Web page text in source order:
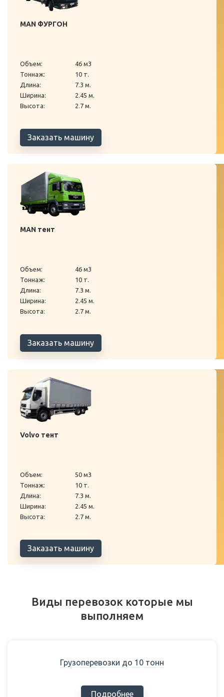
MAN ФУРГОН
Объем:
46 м3
Тоннаж:
10 т.
Длина:
7.3 м.
Ширина:
2.45 м.
Высота:
2.7 м.
Заказать машину
MAN тент
Объем:
46 м3
Тоннаж:
10 т.
Длина:
7.3 м.
Ширина:
2.45 м.
Высота:
2.7 м.
Заказать машину
Volvo тент
Объем:
50 м3
Тоннаж:
10 т.
Длина:
7.3 м.
Ширина:
2.45 м.
Высота:
2.7 м.
Заказать машину
Виды перевозок которые мы
выполняем
Грузоперевозки до 10 тонн
Подробнее